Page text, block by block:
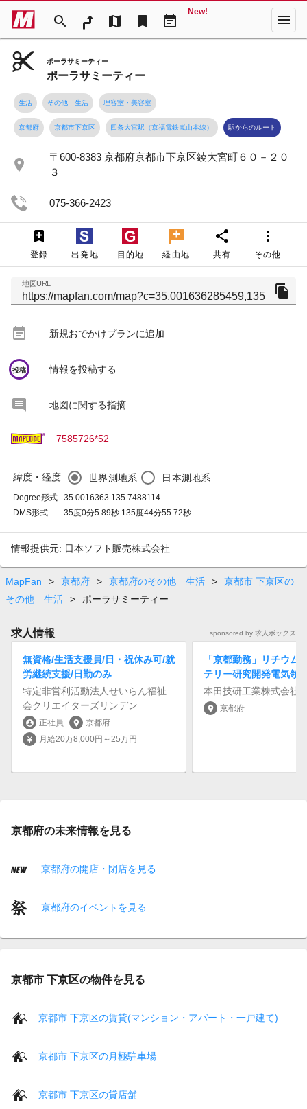
search map bookmark event_note
New! menu
ポーラサミーティー
ポーラサミーティー
生活 その他 生活 理容室・美容室
京都府 京都市下京区 四条大宮駅（京福電鉄嵐山本線） 駅からのルート
place
〒600-8383 京都府京都市下京区綾大宮町６０－２０
３
075-366-2423
登録 出発地 目的地 経由地
share
共有
more_vert
その他
地図URL file_copy
event_note 新規おでかけプランに追加
circle
投稿 情報を投稿する
地図に関する指摘
7585726*52
緯度・経度 世界測地系 日本測地系
Degree形式
35.0016363 135.7488114
DMS形式
35度0分5.89秒 135度44分55.72秒
情報提供元: 日本ソフト販売株式会社
MapFan > 京都府 > 京都府のその他 生活 >
京都市 下京区の
その他 生活
> ポーラサミーティー
求人情報 sponsored by 求人ボックス
無資格/生活支援員/日・祝休み可/就
労継続支援/日勤のみ
特定非営利活動法人せいらん福祉
会クリエイターズリンデン
account_circle 正社員 location_on 京都府
currency_yen 月給20万8,000円～25万円
「京都勤務」リチウム
テリー研究開発電気領
本田技研工業株式会社
location_on 京都府
京都府の未来情報を見る
京都府の開店・閉店を見る
京都府のイベントを見る
京都市 下京区の物件を見る
京都市 下京区の賃貸(マンション・アパート・一戸建て)
京都市 下京区の月極駐車場
京都市 下京区の貸店舗